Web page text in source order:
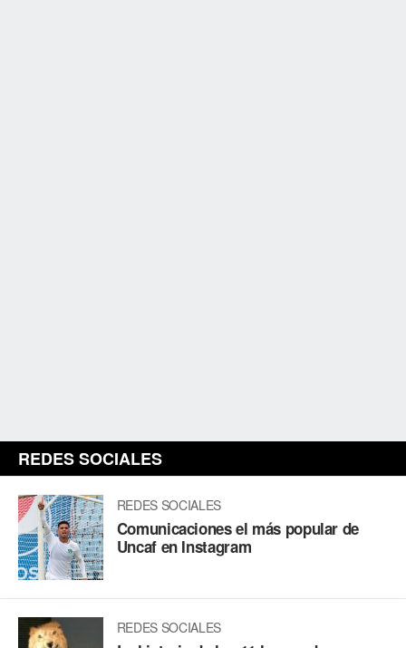
REDES SOCIALES
REDES SOCIALES
Comunicaciones el más popular de
Uncaf en Instagram
REDES SOCIALES